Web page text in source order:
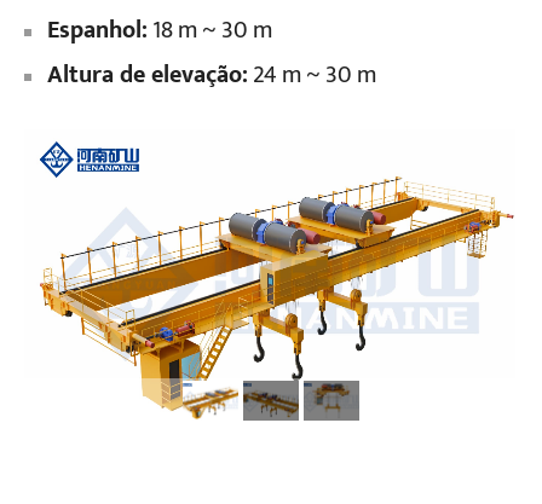
Espanhol:18 m ~ 30 m
Altura de elevação:24 m ~ 30 m